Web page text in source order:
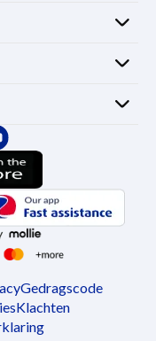
Gedragscode
Klachten